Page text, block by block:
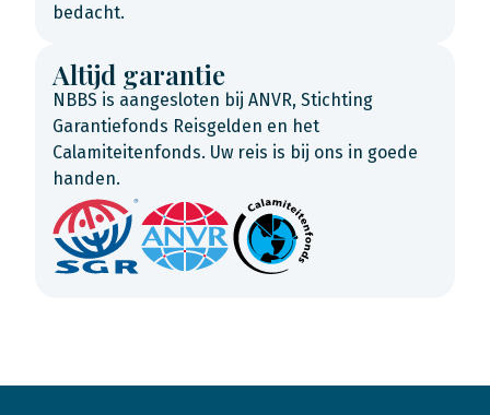
bedacht.
Altijd garantie
NBBS is aangesloten bij ANVR, Stichting
Garantiefonds Reisgelden en het
Calamiteitenfonds. Uw reis is bij ons in goede
handen.